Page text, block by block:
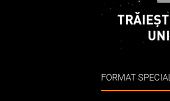
FORMAT SPECIAL